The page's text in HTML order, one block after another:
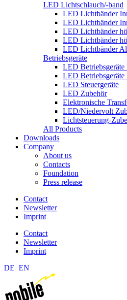
LED Lichtschlauch/-band
LED Lichtbänder
LED Lichtbänder
LED Lichtbänder
LED Lichtbänder
LED Lichtbänder
Betriebsgeräte
LED Betriebsgeräte
LED Betriebsgeräte
LED Steuergeräte
LED Zubehör
Elektronische
LED/Niedervolt
Lichtsteuerung-
All Products
Downloads
Company
About us
Contacts
Foundation
Press release
Contact
Newsletter
Imprint
Contact
Newsletter
Imprint
DE EN